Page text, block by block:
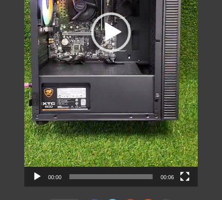
00:00 00:06